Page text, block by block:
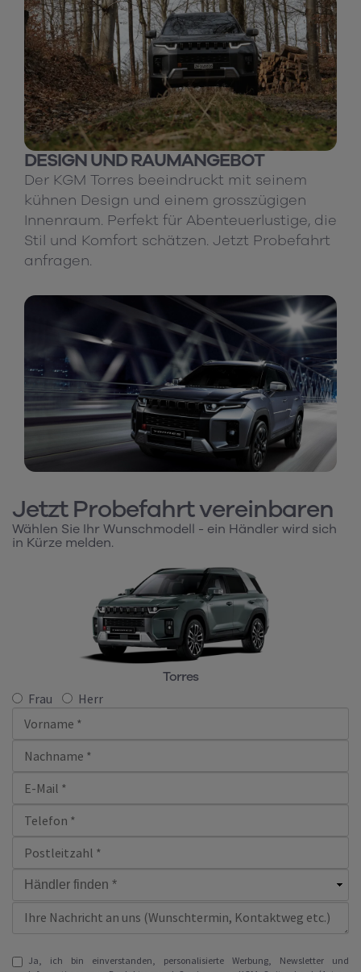
DESIGN UND RAUMANGEBOT
Der KGM Torres beeindruckt mit seinem
kühnen Design und einem grosszügigen
Innenraum. Perfekt für Abenteuerlustige, die
Stil und Komfort schätzen. Jetzt Probefahrt
anfragen.
Jetzt Probefahrt vereinbaren
Wählen Sie Ihr Wunschmodell - ein Händler wird sich
in Kürze melden.
Torres
Frau Herr
Ja, ich bin einverstanden, personalisierte Werbung, Newsletter und